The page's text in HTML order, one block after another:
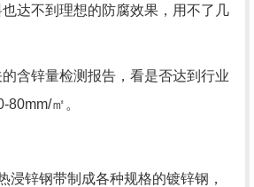
达不到理想的防腐效果，用不了几
含锌量检测报告，看是否达到行业
㎡。
浸锌钢带制成各种规格的镀锌钢，